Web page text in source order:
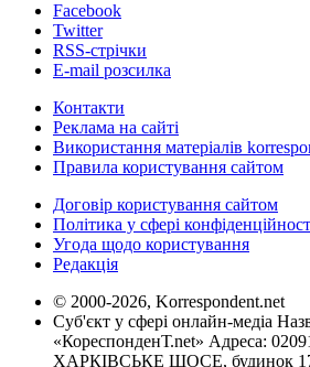
Facebook
Twitter
RSS-стрічки
E-mail розсилка
Контакти
Реклама на сайті
Використання матеріалів
Правила користування сайтом
Договір користування сайтом
Політика у сфері
Угода щодо користування
Редакція
© 2000-2026, Korrespondent.net
Суб'єкт у сфері онлайн-медіа
«КореспонденТ.net» Адреса:
ХАРКІВСЬКЕ ШОСЕ, будинок